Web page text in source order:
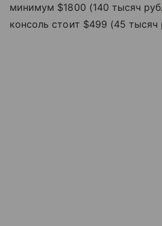
минимум $1800 (140 тысяч
консоль стоит $499 (45 тысяч